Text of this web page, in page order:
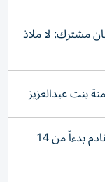
مشترك: لا ملاذ
بنت عبدالعزيز
الإمارات.. فتح التسجيل لموسم الحج القادم بدءاً من 14